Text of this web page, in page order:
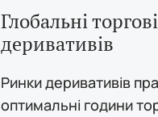
Глобальні
деривативів
Ринки деривативів
оптимальні години